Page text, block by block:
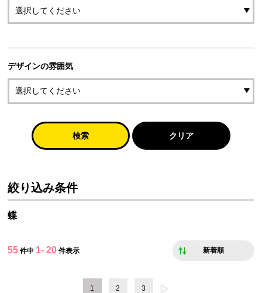
デザインの雰囲気
検索 クリア
絞り込み条件
蝶
55 件中 1- 20 件表示 新着順
1 2 3